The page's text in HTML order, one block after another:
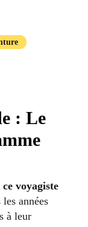
: Le
voyagiste
années
à leur